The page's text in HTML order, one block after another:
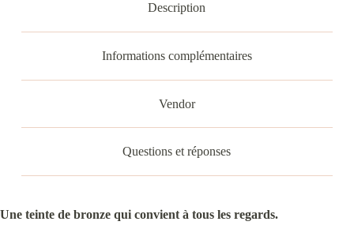
Description
Informations complémentaires
Vendor
Questions et réponses
Une teinte de bronze qui convient à tous les regards.